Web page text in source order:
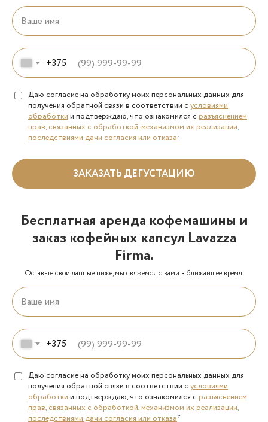
+375
Даю согласие на обработку моих персональных данных для
получения обратной связи в соответствии с условиями
обработкии подтверждаю, что ознакомился с разъяснением
прав, связанных с обработкой, механизмом их реализации,
последствиями дачи согласия или отказа*
ЗАКАЗАТЬ ДЕГУСТАЦИЮ
Бесплатная аренда кофемашины и
заказ кофейных капсул Lavazza
Firma.
Оставьте свои данные ниже, мы свяжемся с вами в ближайшее время!
+375
Даю согласие на обработку моих персональных данных для
получения обратной связи в соответствии с условиями
обработкии подтверждаю, что ознакомился с разъяснением
прав, связанных с обработкой, механизмом их реализации,
последствиями дачи согласия или отказа*